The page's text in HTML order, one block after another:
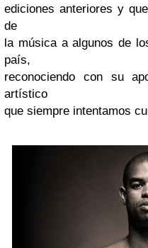
ediciones anteriores y
de
la música a algunos de
país,
reconociendo con su
artístico
que siempre intentamos